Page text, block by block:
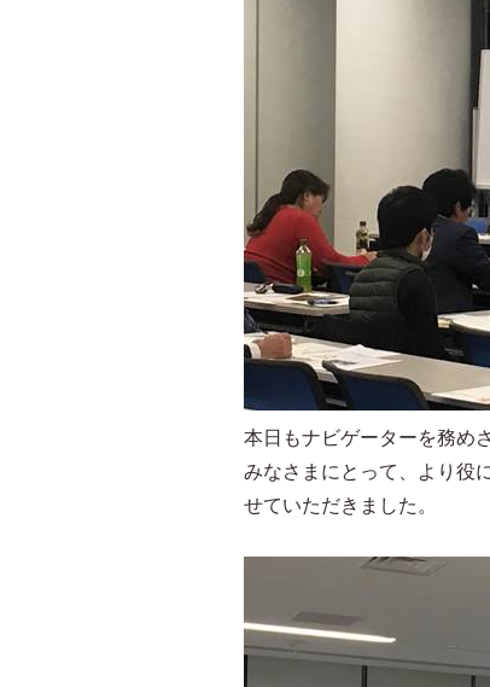
本日もナビゲーターを務め
みなさまにとって、より役
せていただきました。